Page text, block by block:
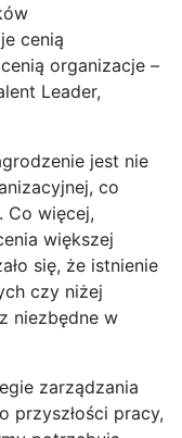
cenią
organizacje –
Leader,
jest nie
co
Co więcej,
większej
się, że istnienie
czy niżej
niezbędne w
zarządzania
przyszłości pracy,